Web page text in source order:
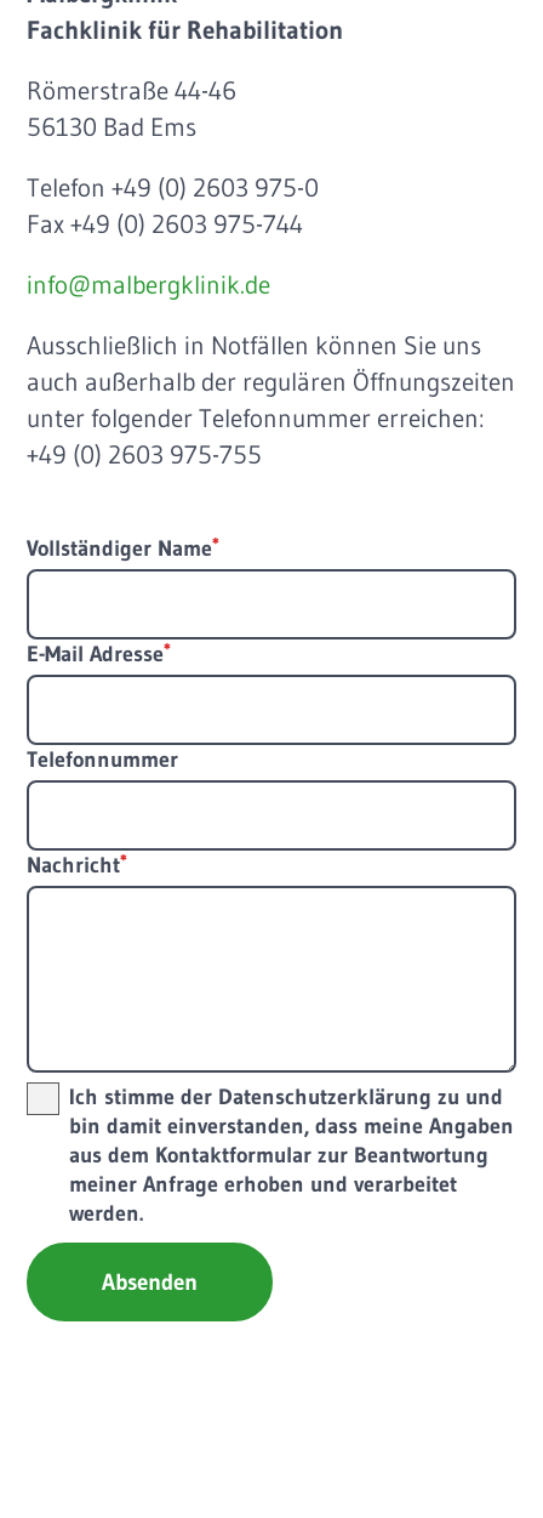
Fachklinik für Rehabilitation
Römerstraße 44-46
56130 Bad Ems
Telefon +49 (0) 2603 975-0
Fax +49 (0) 2603 975-744
info@malbergklinik.de
Ausschließlich in Notfällen können Sie uns
auch außerhalb der regulären Öffnungszeiten
unter folgender Telefonnummer erreichen:
+49 (0) 2603 975-755
Vollständiger Name
E-Mail Adresse
Telefonnummer
Nachricht
Ich stimme der Datenschutzerklärung zu und
bin damit einverstanden, dass meine Angaben
aus dem Kontaktformular zur Beantwortung
meiner Anfrage erhoben und verarbeitet
werden.